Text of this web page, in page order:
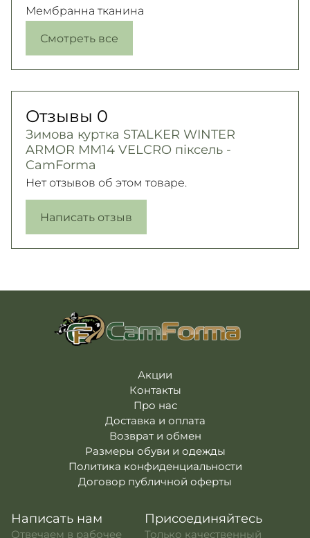
Мембранна тканина
Смотреть все
Отзывы 0
Зимова куртка STALKER WINTER
ARMOR ММ14 VELCRO піксель -
CamForma
Нет отзывов об этом товаре.
Написать отзыв
Акции
Контакты
Про нас
Доставка и оплата
Возврат и обмен
Размеры обуви и одежды
Политика конфиденциальности
Договор публичной оферты
Написать нам
Отвечаем в рабочее
Присоединяйтесь
Только качественный